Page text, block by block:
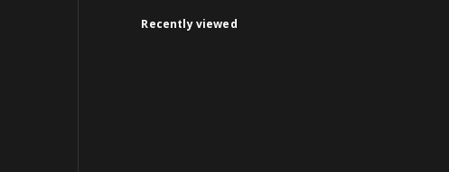
Recently viewed